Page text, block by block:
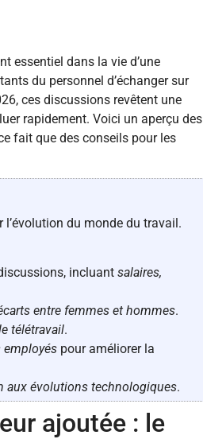
essentiel dans la vie d’une
du personnel d’échanger sur
ces discussions revêtent une
rapidement. Voici un aperçu des
fait que des conseils pour les
du monde du travail.
incluant salaires,
entre femmes et hommes.
télétravail.
employés pour améliorer la
aux évolutions technologiques.
ajoutée : le